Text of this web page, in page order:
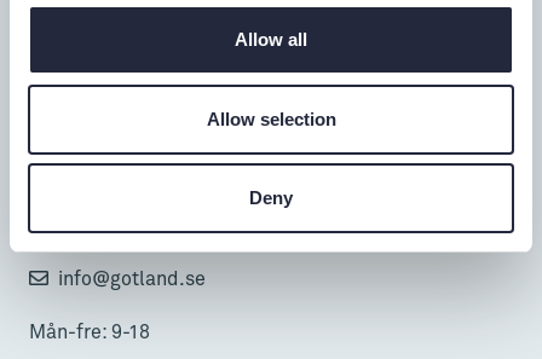
Allow all
Allow selection
Deny
Donnerska huset
0498-20 17 00
info@gotland.se
Mån-fre: 9-18